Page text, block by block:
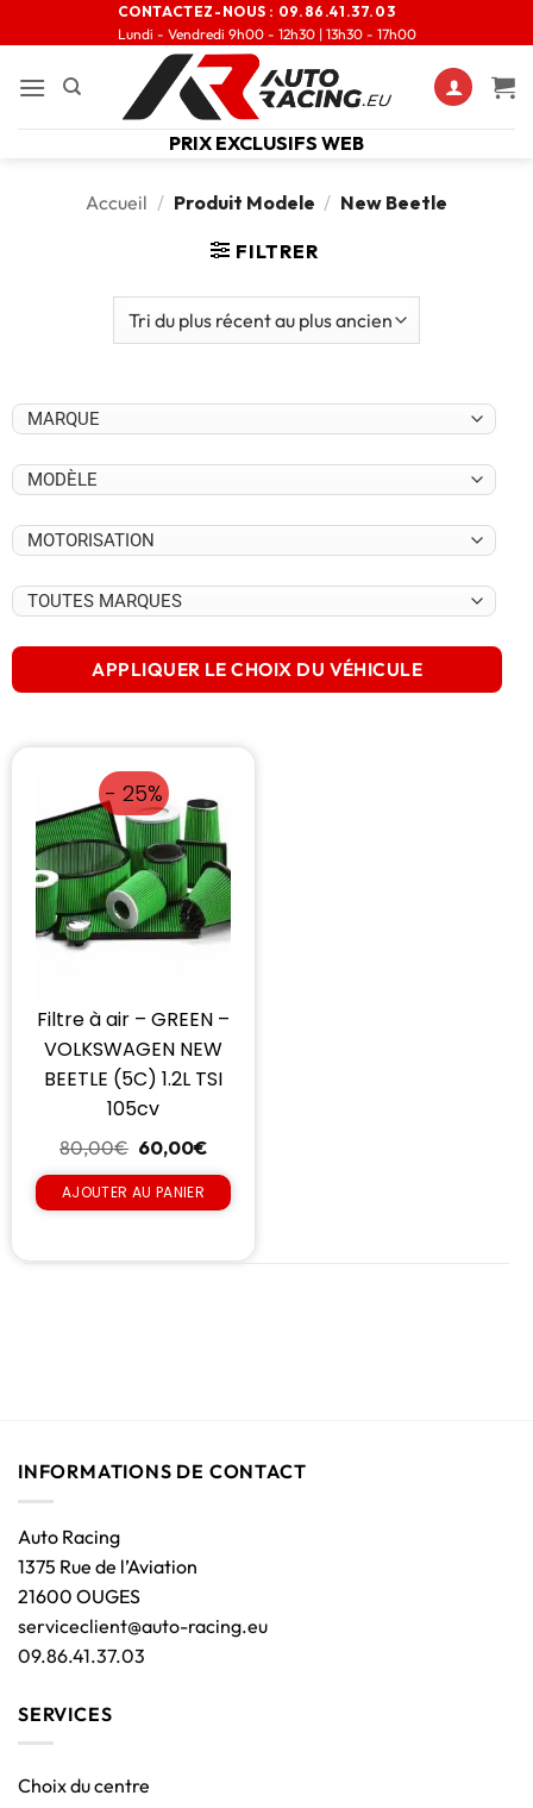
CONTACTEZ-NOUS : 09.86.41.37.03
Lundi - Vendredi 9h00 - 12h30 | 13h30 - 17h00
PRIX EXCLUSIFS WEB
Accueil / Produit Modele / New Beetle
FILTRER
APPLIQUER LE CHOIX DU VÉHICULE
- 25%
Filtre à air – GREEN –
VOLKSWAGEN NEW
BEETLE (5C) 1.2L TSI
105cv
80,00€ 60,00€
AJOUTER AU PANIER
INFORMATIONS DE CONTACT
Auto Racing
1375 Rue de l’Aviation
21600 OUGES
serviceclient@auto-racing.eu
09.86.41.37.03
SERVICES
Choix du centre